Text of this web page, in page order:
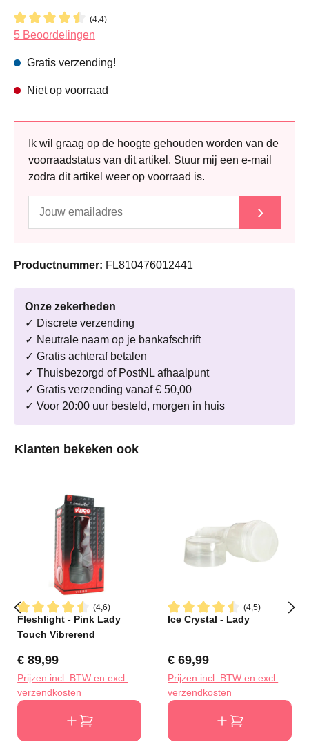
(4,4)
Gemiddelde waardering van 4.4 van 5 sterren
5 Beoordelingen
Gratis verzending!
Niet op voorraad
Ik wil graag op de hoogte gehouden worden van de
voorraadstatus van dit artikel. Stuur mij een e-mail
zodra dit artikel weer op voorraad is.
›
Productnummer: FL810476012441
Onze zekerheden
✓ Discrete verzending
✓ Neutrale naam op je bankafschrift
✓ Gratis achteraf betalen
✓ Thuisbezorgd of PostNL afhaalpunt
✓ Gratis verzending vanaf € 50,00
✓ Voor 20:00 uur besteld, morgen in huis
Productgalerij overslaan
Klanten bekeken ook
(4,6)
Gemiddelde waardering van 4.5 van 5 sterren
Fleshlight - Pink Lady
Touch Vibrerend
Normale prijs:
€ 89,99
Prijzen incl. BTW en excl.
verzendkosten
(4,5)
Gemiddelde waardering van
Ice Crystal - Lady
Normale prijs:
€ 69,99
Prijzen incl. BTW en excl.
verzendkosten